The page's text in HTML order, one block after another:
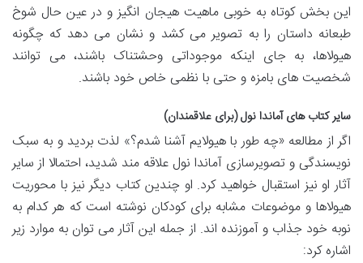
این بخش کوتاه به خوبی ماهیت هیجان انگیز و در عین حال شوخ
طبعانه داستان را به تصویر می کشد و نشان می دهد که چگونه
هیولاها، به جای اینکه موجوداتی وحشتناک باشند، می توانند
شخصیت های بامزه و حتی با نظمی خاص خود باشند.
سایر کتاب های آماندا نول (برای علاقمندان)
اگر از مطالعه «چه طور با هیولایم آشنا شدم؟» لذت بردید و به سبک
نویسندگی و تصویرسازی آماندا نول علاقه مند شدید، احتمالا از سایر
آثار او نیز استقبال خواهید کرد. او چندین کتاب دیگر نیز با محوریت
هیولاها و موضوعات مشابه برای کودکان نوشته است که هر کدام به
نوبه خود جذاب و آموزنده اند. از جمله این آثار می توان به موارد زیر
اشاره کرد: